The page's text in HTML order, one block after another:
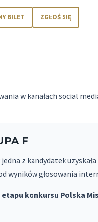
BILET ZGŁOŚ SIĘ
w kanałach social
F
z kandydatek
wyników głosowania
konkursu Polska